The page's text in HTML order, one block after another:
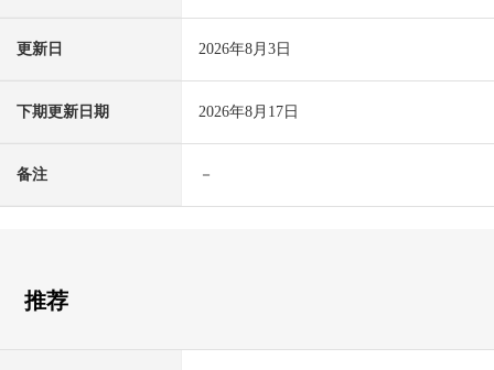
更新日 2026年8月3日
下期更新日期 2026年8月17日
备注 －
推荐